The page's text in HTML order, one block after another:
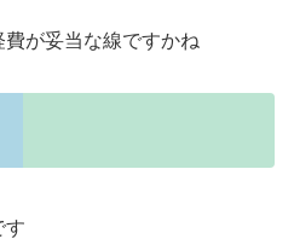
が妥当な線ですかね
す